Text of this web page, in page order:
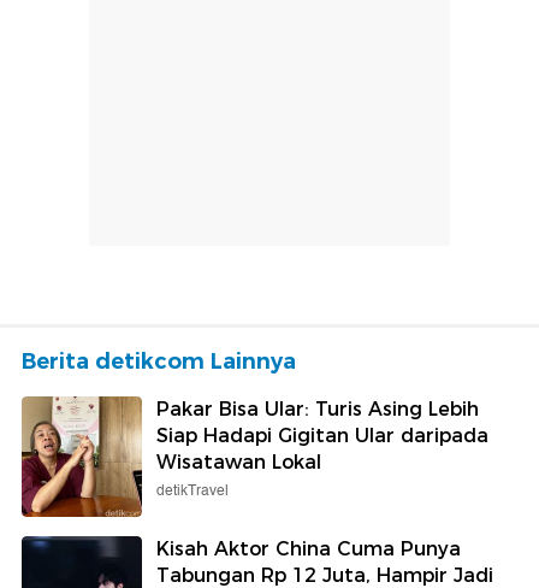
Berita detikcom Lainnya
Pakar Bisa Ular: Turis Asing Lebih
Siap Hadapi Gigitan Ular daripada
Wisatawan Lokal
detikTravel
Kisah Aktor China Cuma Punya
Tabungan Rp 12 Juta, Hampir Jadi